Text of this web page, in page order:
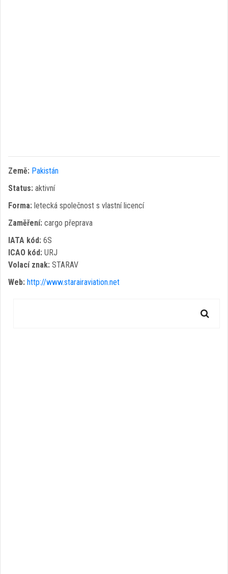
Země: Pakistán
Status: aktivní
Forma: letecká společnost s vlastní licencí
Zaměření: cargo přeprava
IATA kód: 6S
ICAO kód: URJ
Volací znak: STARAV
Web: http://www.starairaviation.net